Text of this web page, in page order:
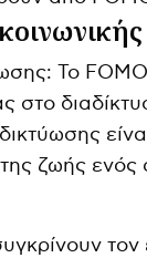
Το
στο
ζωής
τον